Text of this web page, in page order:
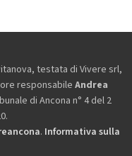
testata di Vivere srl,
responsabile Andrea
di Ancona n° 4 del 2
. Informativa sulla